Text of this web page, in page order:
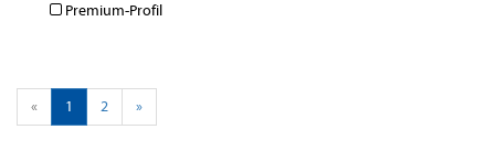
Premium-Profil
« 1 2 »